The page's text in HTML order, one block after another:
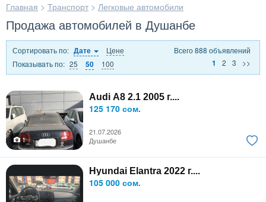
Главная > Транспорт > Легковые автомобили
Продажа автомобилей в Душанбе
Сортировать по: Дате
Цене
Показывать по: 25 50 100
Всего 888 объявлений
1
2 3 >>
Audi A8 2.1 2005 г....
125 170 сом.
21.07.2026
1
Душанбе
Hyundai Elantra 2022 г....
105 000 сом.